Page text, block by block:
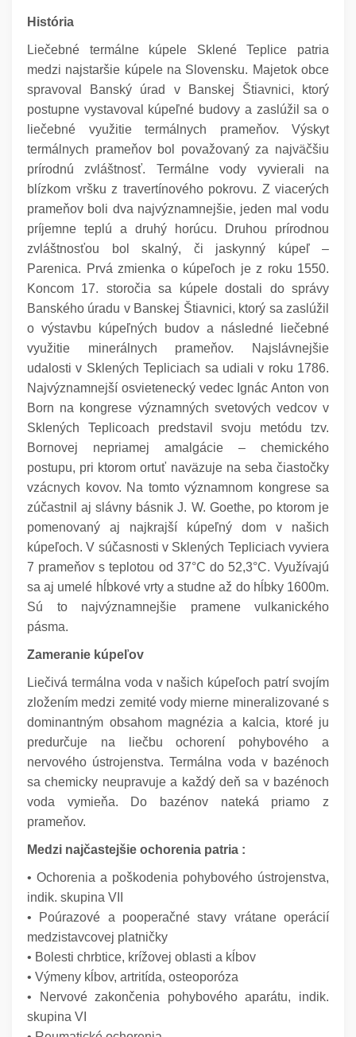
História
Liečebné termálne kúpele Sklené Teplice patria
medzi najstaršie kúpele na Slovensku. Majetok obce
spravoval Banský úrad v Banskej Štiavnici, ktorý
postupne vystavoval kúpeľné budovy a zaslúžil sa o
liečebné využitie termálnych prameňov. Výskyt
termálnych prameňov bol považovaný za najväčšiu
prírodnú zvláštnosť. Termálne vody vyvierali na
blízkom vršku z travertínového pokrovu. Z viacerých
prameňov boli dva najvýznamnejšie, jeden mal vodu
príjemne teplú a druhý horúcu. Druhou prírodnou
zvláštnosťou bol skalný, či jaskynný kúpeľ –
Parenica. Prvá zmienka o kúpeľoch je z roku 1550.
Koncom 17. storočia sa kúpele dostali do správy
Banského úradu v Banskej Štiavnici, ktorý sa zaslúžil
o výstavbu kúpeľných budov a následné liečebné
využitie minerálnych prameňov.
Najslávnejšie
udalosti v Sklených Tepliciach sa udiali v roku 1786.
Najvýznamnejší osvietenecký vedec Ignác Anton von
Born na kongrese významných svetových vedcov v
Sklených Teplicoach predstavil svoju metódu tzv.
Bornovej nepriamej amalgácie – chemického
postupu, pri ktorom ortuť naväzuje na seba čiastočky
vzácnych kovov. Na tomto významnom kongrese sa
zúčastnil aj slávny básnik J. W. Goethe, po ktorom je
pomenovaný aj najkrajší kúpeľný dom v našich
kúpeľoch. V súčasnosti v Sklených Tepliciach vyviera
7 prameňov s teplotou od 37°C do 52,3°C. Využívajú
sa aj umelé hĺbkové vrty a studne až do hĺbky 1600m.
Sú to najvýznamnejšie pramene vulkanického
pásma.
Zameranie kúpeľov
Liečivá termálna voda v našich kúpeľoch patrí svojím
zložením medzi zemité vody mierne mineralizované s
dominantným obsahom magnézia a kalcia, ktoré ju
predurčuje na liečbu ochorení pohybového a
nervového ústrojenstva. Termálna voda v bazénoch
sa chemicky neupravuje a každý deň sa v bazénoch
voda vymieňa. Do bazénov nateká priamo z
prameňov.
Medzi najčastejšie ochorenia patria :
• Ochorenia a poškodenia pohybového ústrojenstva,
indik. skupina VII
• Poúrazové a pooperačné stavy vrátane operácií
medzistavcovej platničky
• Bolesti chrbtice, krížovej oblasti a kĺbov
• Výmeny kĺbov, artritída, osteoporóza
• Nervové zakončenia pohybového aparátu, indik.
skupina VI